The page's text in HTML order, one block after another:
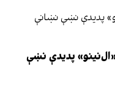
پدیدې نښې